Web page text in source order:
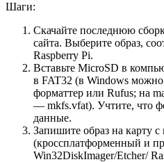
Шаги:
Скачайте последнюю
сайта. Выберите образ,
Raspberry Pi.
Вставьте MicroSD в
в FAT32 (в Windows
форматтер или Rufus; на
— mkfs.vfat). Учтите, что
данные.
Запишите образ на карту
(кроссплатформенный и
Win32DiskImager/Etcher/